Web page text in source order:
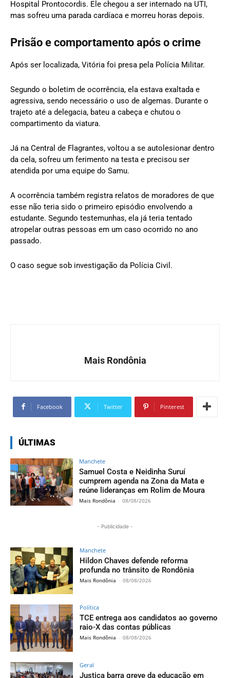
Hospital Prontocordis. Ele chegou a ser internado na UTI,
mas sofreu uma parada cardíaca e morreu horas depois.
Prisão e comportamento após o crime
Após ser localizada, Vitória foi presa pela Polícia Militar.
Segundo o boletim de ocorrência, ela estava exaltada e
agressiva, sendo necessário o uso de algemas. Durante o
trajeto até a delegacia, bateu a cabeça e chutou o
compartimento da viatura.
Já na Central de Flagrantes, voltou a se autolesionar dentro
da cela, sofreu um ferimento na testa e precisou ser
atendida por uma equipe do Samu.
A ocorrência também registra relatos de moradores de que
esse não teria sido o primeiro episódio envolvendo a
estudante. Segundo testemunhas, ela já teria tentado
atropelar outras pessoas em um caso ocorrido no ano
passado.
O caso segue sob investigação da Polícia Civil.
Mais Rondônia
Facebook Twitter Pinterest
ÚLTIMAS
Manchete
Samuel Costa e Neidinha Suruí
cumprem agenda na Zona da Mata e
reúne lideranças em Rolim de Moura
Mais Rondônia - 08/08/2026
- Publicidade -
Manchete
Hildon Chaves defende reforma
profunda no trânsito de Rondônia
Mais Rondônia - 08/08/2026
Política
TCE entrega aos candidatos ao governo
raio-X das contas públicas
Mais Rondônia - 08/08/2026
Geral
Justiça barra greve da educação em